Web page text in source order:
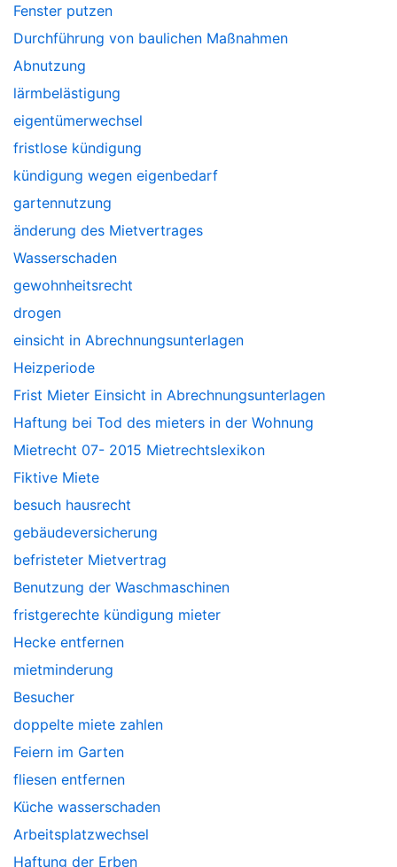
Fenster putzen
Durchführung von baulichen Maßnahmen
Abnutzung
lärmbelästigung
eigentümerwechsel
fristlose kündigung
kündigung wegen eigenbedarf
gartennutzung
änderung des Mietvertrages
Wasserschaden
gewohnheitsrecht
drogen
einsicht in Abrechnungsunterlagen
Heizperiode
Frist Mieter Einsicht in Abrechnungsunterlagen
Haftung bei Tod des mieters in der Wohnung
Mietrecht 07- 2015 Mietrechtslexikon
Fiktive Miete
besuch hausrecht
gebäudeversicherung
befristeter Mietvertrag
Benutzung der Waschmaschinen
fristgerechte kündigung mieter
Hecke entfernen
mietminderung
Besucher
doppelte miete zahlen
Feiern im Garten
fliesen entfernen
Küche wasserschaden
Arbeitsplatzwechsel
Haftung der Erben